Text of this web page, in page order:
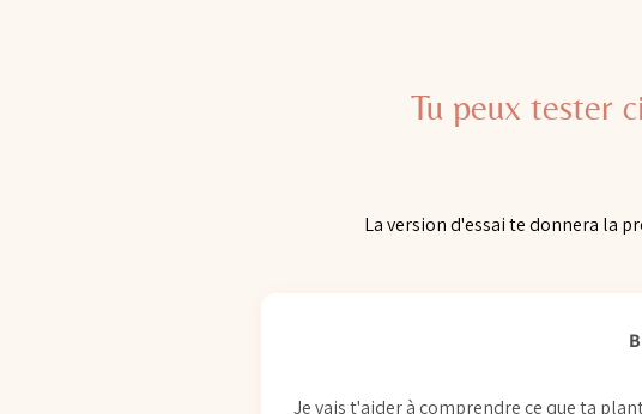
Tu peux tester
La version d'essai te donnera la
Je vais t'aider à comprendre ce que ta